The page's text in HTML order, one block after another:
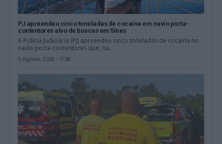
PJ apreendeu cinco toneladas de cocaína em navio porta-
contentores alvo de buscas em Sines
A Polícia Judiciária (PJ) apreendeu cinco toneladas de cocaína no
navio porta-contentores que, na...
5 Agosto, 2026 - 11:38